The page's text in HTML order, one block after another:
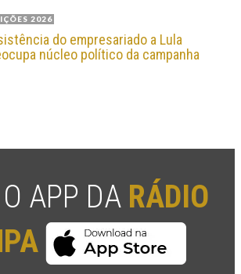
2026
do empresariado a Lula
núcleo político da campanha
APP DA RÁDIO